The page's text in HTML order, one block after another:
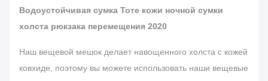
Водоустойчивая сумка Тоте кожи ночной сумки
холста рюкзака перемещения 2020
Наш вещевой мешок делает навощенного холста с кожей
ковхиде, поэтому вы можете использовать наши вещевые